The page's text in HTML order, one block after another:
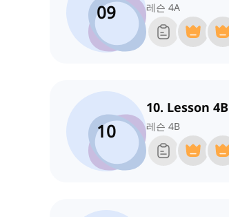
09
레슨 4A
10
10. Lesson 4B
레슨 4B